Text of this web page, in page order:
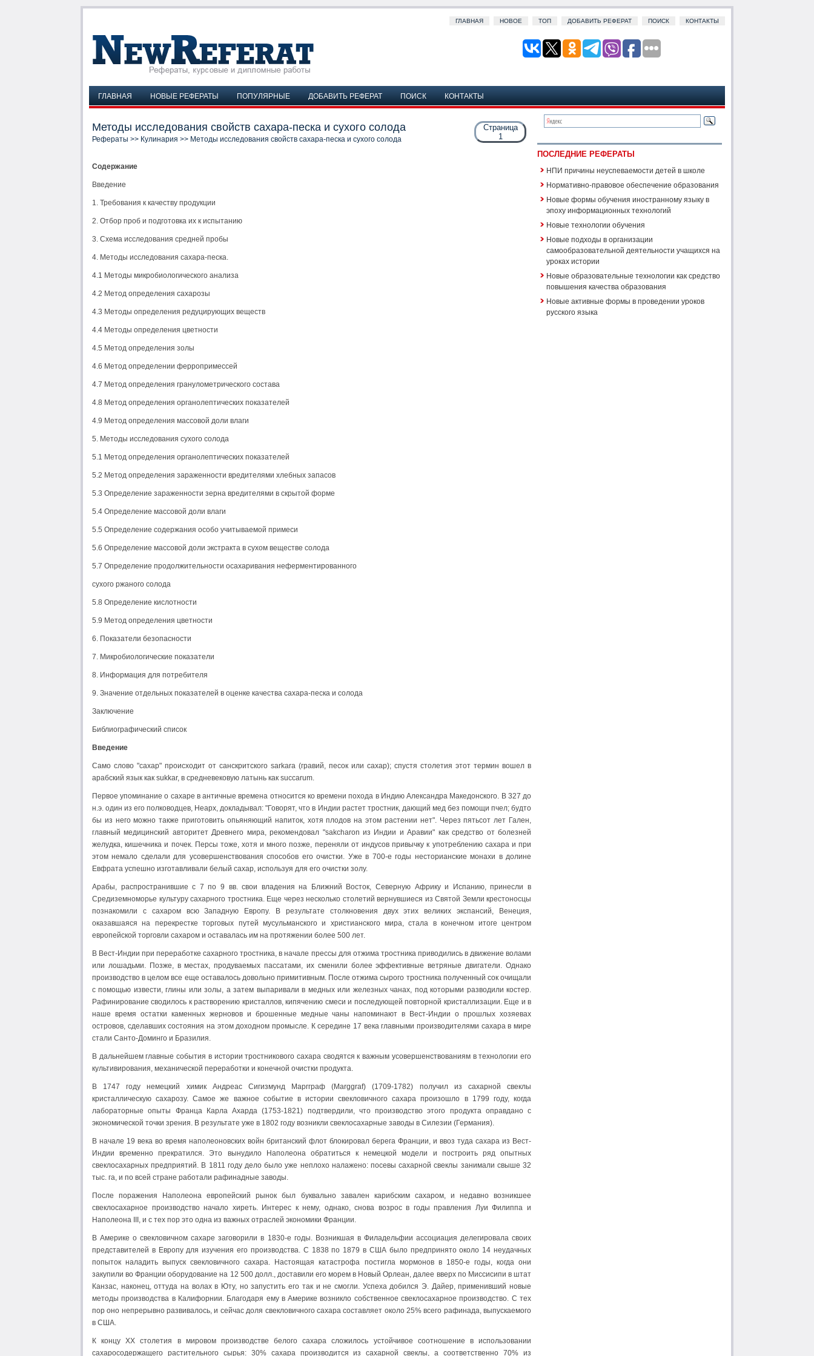
ГЛАВНАЯ НОВОЕ ТОП ДОБАВИТЬ РЕФЕРАТ ПОИСК КОНТАКТЫ
ГЛАВНАЯ НОВЫЕ РЕФЕРАТЫ ПОПУЛЯРНЫЕ ДОБАВИТЬ РЕФЕРАТ ПОИСК КОНТАКТЫ
Страница
1
Методы исследования свойств сахара-песка и сухого солода
Рефераты >> Кулинария >> Методы исследования свойств сахара-песка и сухого солода
Содержание
Введение
1. Требования к качеству продукции
2. Отбор проб и подготовка их к испытанию
3. Схема исследования средней пробы
4. Методы исследования сахара-песка.
4.1 Методы микробиологического анализа
4.2 Метод определения сахарозы
4.3 Методы определения редуцирующих веществ
4.4 Методы определения цветности
4.5 Метод определения золы
4.6 Метод определении ферропримессей
4.7 Метод определения гранулометрического состава
4.8 Метод определения органолептических показателей
4.9 Метод определения массовой доли влаги
5. Методы исследования сухого солода
5.1 Метод определения органолептических показателей
5.2 Метод определения зараженности вредителями хлебных запасов
5.3 Определение зараженности зерна вредителями в скрытой форме
5.4 Определение массовой доли влаги
5.5 Определение содержания особо учитываемой примеси
5.6 Определение массовой доли экстракта в сухом веществе солода
5.7 Определение продолжительности осахаривания неферментированного
сухого ржаного солода
5.8 Определение кислотности
5.9 Метод определения цветности
6. Показатели безопасности
7. Микробиологические показатели
8. Информация для потребителя
9. Значение отдельных показателей в оценке качества сахара-песка и солода
Заключение
Библиографический список
Введение
Само слово "сахар" происходит от санскритского sarkara (гравий, песок или сахар); спустя столетия этот термин вошел в
арабский язык как sukkar, в средневековую латынь как succarum.
Первое упоминание о сахаре в античные времена относится ко времени похода в Индию Александра Македонского. В 327 до
н.э. один из его полководцев, Неарх, докладывал: "Говорят, что в Индии растет тростник, дающий мед без помощи пчел; будто
бы из него можно также приготовить опьяняющий напиток, хотя плодов на этом растении нет". Через пятьсот лет Гален,
главный медицинский авторитет Древнего мира, рекомендовал "sakcharon из Индии и Аравии" как средство от болезней
желудка, кишечника и почек. Персы тоже, хотя и много позже, переняли от индусов привычку к употреблению сахара и при
этом немало сделали для усовершенствования способов его очистки. Уже в 700-е годы несторианские монахи в долине
Евфрата успешно изготавливали белый сахар, используя для его очистки золу.
Арабы, распространившие с 7 по 9 вв. свои владения на Ближний Восток, Северную Африку и Испанию, принесли в
Средиземноморье культуру сахарного тростника. Еще через несколько столетий вернувшиеся из Святой Земли крестоносцы
познакомили с сахаром всю Западную Европу. В результате столкновения двух этих великих экспансий, Венеция,
оказавшаяся на перекрестке торговых путей мусульманского и христианского мира, стала в конечном итоге центром
европейской торговли сахаром и оставалась им на протяжении более 500 лет.
В Вест-Индии при переработке сахарного тростника, в начале прессы для отжима тростника приводились в движение волами
или лошадьми. Позже, в местах, продуваемых пассатами, их сменили более эффективные ветряные двигатели. Однако
производство в целом все еще оставалось довольно примитивным. После отжима сырого тростника полученный сок очищали
с помощью извести, глины или золы, а затем выпаривали в медных или железных чанах, под которыми разводили костер.
Рафинирование сводилось к растворению кристаллов, кипячению смеси и последующей повторной кристаллизации. Еще и в
наше время остатки каменных жерновов и брошенные медные чаны напоминают в Вест-Индии о прошлых хозяевах
островов, сделавших состояния на этом доходном промысле. К середине 17 века главными производителями сахара в мире
стали Санто-Доминго и Бразилия.
В дальнейшем главные события в истории тростникового сахара сводятся к важным усовершенствованиям в технологии его
культивирования, механической переработки и конечной очистки продукта.
В 1747 году немецкий химик Андреас Сигизмунд Маргграф (Marggraf) (1709-1782) получил из сахарной свеклы
кристаллическую сахарозу. Самое же важное событие в истории свекловичного сахара произошло в 1799 году, когда
лабораторные опыты Франца Карла Ахарда (1753-1821) подтвердили, что производство этого продукта оправдано с
экономической точки зрения. В результате уже в 1802 году возникли свеклосахарные заводы в Силезии (Германия).
В начале 19 века во время наполеоновских войн британский флот блокировал берега Франции, и ввоз туда сахара из Вест-
Индии временно прекратился. Это вынудило Наполеона обратиться к немецкой модели и построить ряд опытных
свеклосахарных предприятий. В 1811 году дело было уже неплохо налажено: посевы сахарной свеклы занимали свыше 32
тыс. га, и по всей стране работали рафинадные заводы.
После поражения Наполеона европейский рынок был буквально завален карибским сахаром, и недавно возникшее
свеклосахарное производство начало хиреть. Интерес к нему, однако, снова возрос в годы правления Луи Филиппа и
Наполеона III, и с тех пор это одна из важных отраслей экономики Франции.
В Америке о свекловичном сахаре заговорили в 1830-е годы. Возникшая в Филадельфии ассоциация делегировала своих
представителей в Европу для изучения его производства. С 1838 по 1879 в США было предпринято около 14 неудачных
попыток наладить выпуск свекловичного сахара. Настоящая катастрофа постигла мормонов в 1850-е годы, когда они
закупили во Франции оборудование на 12 500 долл., доставили его морем в Новый Орлеан, далее вверх по Миссисипи в штат
Канзас, наконец, оттуда на волах в Юту, но запустить его так и не смогли. Успеха добился Э. Дайер, применивший новые
методы производства в Калифорнии. Благодаря ему в Америке возникло собственное свеклосахарное производство. С тех
пор оно непрерывно развивалось, и сейчас доля свекловичного сахара составляет около 25% всего рафинада, выпускаемого
в США.
К концу ХХ столетия в мировом производстве белого сахара сложилось устойчивое соотношение в использовании
сахаросодержащего растительного сырья: 30% сахара производится из сахарной свеклы, а соответственно 70% из
ПОСЛЕДНИЕ РЕФЕРАТЫ
НПИ причины неуспеваемости детей в школе
Нормативно-правовое обеспечение образования
Новые формы обучения иностранному языку в
эпоху информационных технологий
Новые технологии обучения
Новые подходы в организации
самообразовательной деятельности учащихся на
уроках истории
Новые образовательные технологии как средство
повышения качества образования
Новые активные формы в проведении уроков
русского языка